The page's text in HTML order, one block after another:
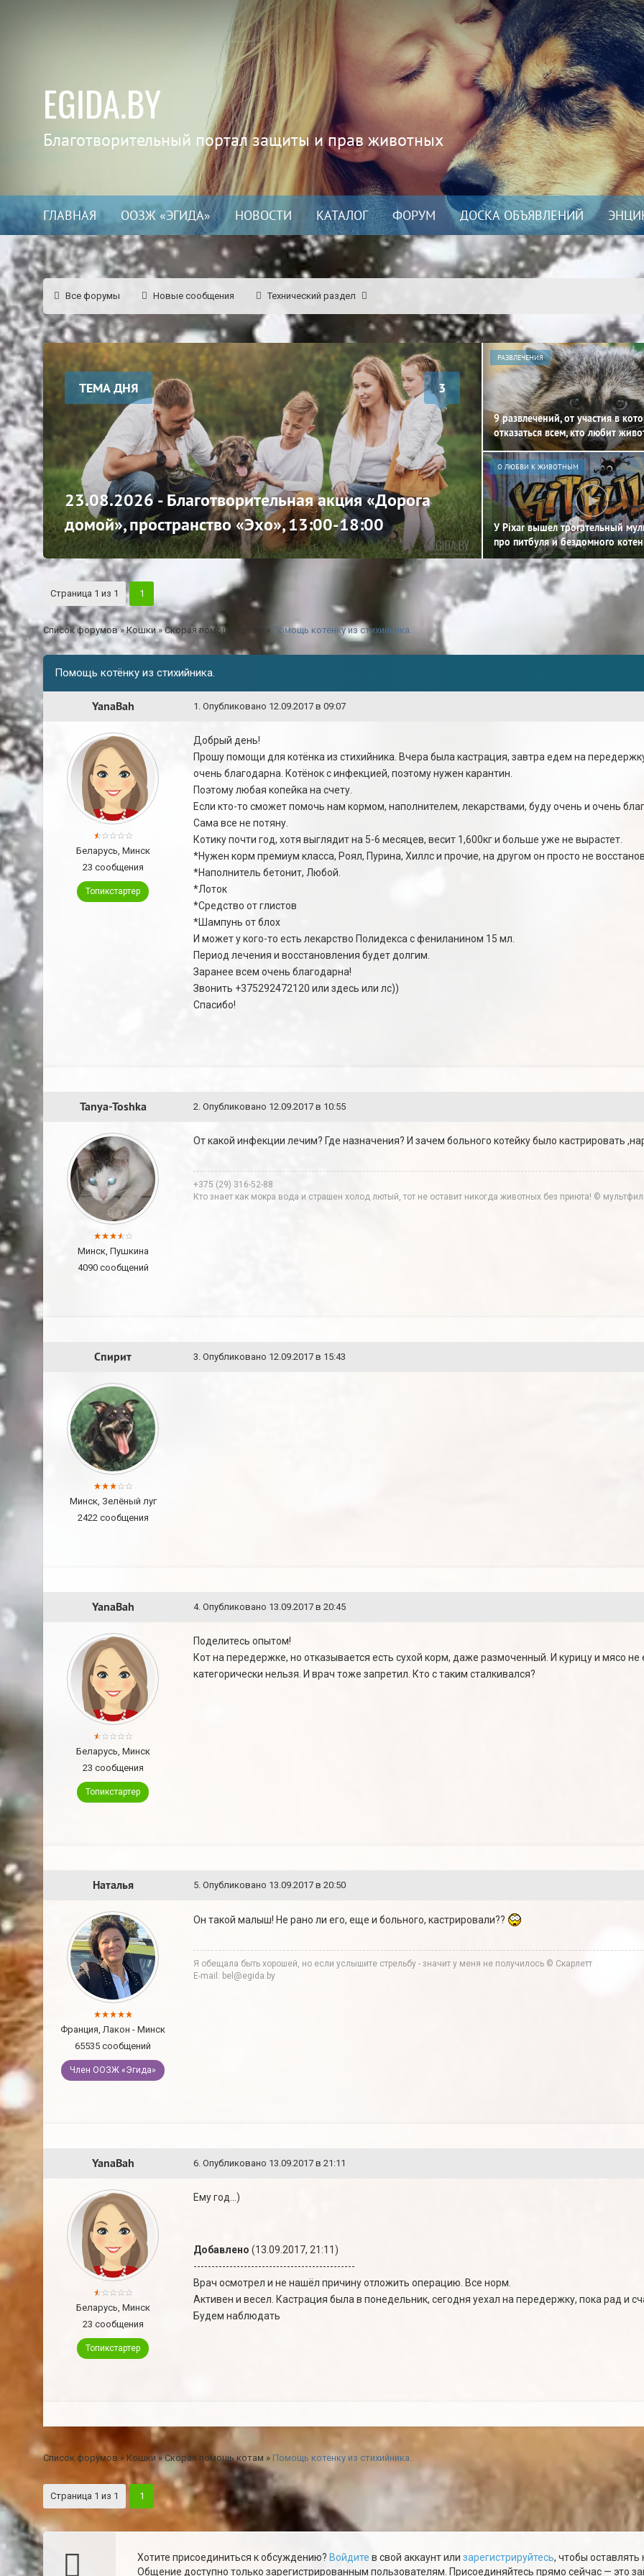
EGIDA.BY
Благотворительный портал защиты и прав животных
ГЛАВНАЯ ООЗЖ «ЭГИДА» НОВОСТИ КАТАЛОГ ФОРУМ ДОСКА ОБЪЯВЛЕНИЙ
Все форумы Новые сообщения Технический раздел
ТЕМА ДНЯ 3
23.08.2026 - Благотворительная акция «Дорога
домой», пространство «Эхо», 13:00-18:00
РАЗВЛЕЧЕНИЯ
9 развлечений, от участия в
отказаться всем, кто любит
О ЛЮБВИ К ЖИВОТНЫМ
У Pixar вышел трогательный
про питбуля и бездомного
Страница 1 из 1 1
Список форумов » Кошки » Скорая помощь котам » Помощь котёнку из стихийника.
Помощь котёнку из стихийника.
YanaBah 1 . Опубликовано 12.09.2017 в 09:07
Беларусь, Минск
23 сообщения
Топикстартер
Добрый день!
Прошу помощи для котёнка из стихийника. Вчера была кастрация, завтра едем на
очень благодарна. Котёнок с инфекцией, поэтому нужен карантин.
Поэтому любая копейка на счету.
Если кто-то сможет помочь нам кормом, наполнителем, лекарствами, буду очень и очень
Сама все не потяну.
Котику почти год, хотя выглядит на 5-6 месяцев, весит 1,600кг и больше уже не вырастет.
*Нужен корм премиум класса, Роял, Пурина, Хиллс и прочие, на другом он просто не
*Наполнитель бетонит, Любой.
*Лоток
*Средство от глистов
*Шампунь от блох
И может у кого-то есть лекарство Полидекса с фениланином 15 мл.
Период лечения и восстановления будет долгим.
Заранее всем очень благодарна!
Звонить +375292472120 или здесь или лс))
Спасибо!
Tanya-Toshka 2. Опубликовано 12.09.2017 в 10:55
Минск, Пушкина
4090 сообщений
От какой инфекции лечим? Где назначения? И зачем больного котейку было кастрировать
+375 (29) 316-52-88
Кто знает как мокра вода и страшен холод лютый, тот не оставит никогда животных без приюта! ©
Спирит 3. Опубликовано 12.09.2017 в 15:43
Минск, Зелёный луг
2422 сообщения
YanaBah 4. Опубликовано 13.09.2017 в 20:45
Беларусь, Минск
23 сообщения
Топикстартер
Поделитесь опытом!
Кот на передержке, но отказывается есть сухой корм, даже размоченный. И курицу и мясо не
категорически нельзя. И врач тоже запретил. Кто с таким сталкивался?
Наталья 5. Опубликовано 13.09.2017 в 20:50
Франция, Лакон - Минск
65535 сообщений
Член ООЗЖ «Эгида»
Он такой малыш! Не рано ли его, еще и больного, кастрировали??
Я обещала быть хорошей, но если услышите стрельбу - значит у меня не получилось © Скарлетт
E-mail: bel@egida.by
YanaBah 6. Опубликовано 13.09.2017 в 21:11
Беларусь, Минск
23 сообщения
Топикстартер
Ему год...)
Добавлено (13.09.2017, 21:11)
---------------------------------------------
Врач осмотрел и не нашёл причину отложить операцию. Все норм.
Активен и весел. Кастрация была в понедельник, сегодня уехал на передержку, пока рад и
Будем наблюдать
Список форумов » Кошки » Скорая помощь котам » Помощь котёнку из стихийника.
Страница 1 из 1 1
Хотите присоединиться к обсуждению? Войдите в свой аккаунт или зарегистрируйтесь, чтобы
Общение доступно только зарегистрированным пользователям. Присоединяйтесь прямо сейчас — это